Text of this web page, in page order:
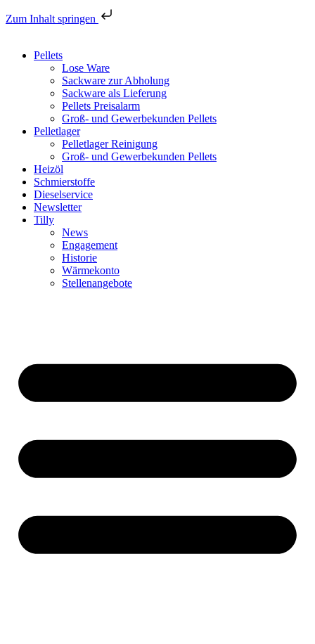
Zum Inhalt springen
Pellets
Lose Ware
Sackware zur Abholung
Sackware als Lieferung
Pellets Preisalarm
Groß- und Gewerbekunden Pellets
Pelletlager
Pelletlager Reinigung
Groß- und Gewerbekunden Pellets
Heizöl
Schmierstoffe
Dieselservice
Newsletter
Tilly
News
Engagement
Historie
Wärmekonto
Stellenangebote